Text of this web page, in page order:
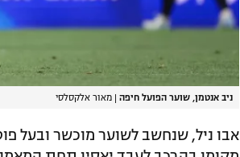
ניב אנטמן, שוער הפועל חיפה מאור אלקסלסי
אבו ניל, שנחשב לשוער מוכשר ובעל